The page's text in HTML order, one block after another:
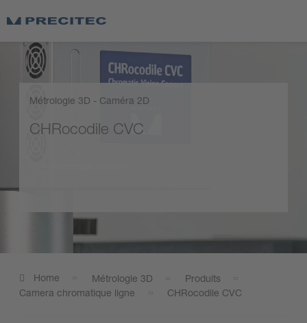
Métrologie 3D - Caméra 2D
CHRocodile CVC
Home Métrologie 3D
Produits
Camera chromatique ligne
CHRocodile CVC